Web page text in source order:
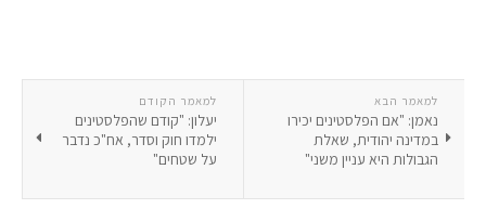
למאמר הקודם
יעלון: "קודם שהפלסטינים
ילמדו חוק וסדר, אח"כ נדבר
על שטחים"
למאמר הבא
נאמן: "אם הפלסטינים יכירו
במדינה יהודית, שאלת
הגבולות היא עניין משני"